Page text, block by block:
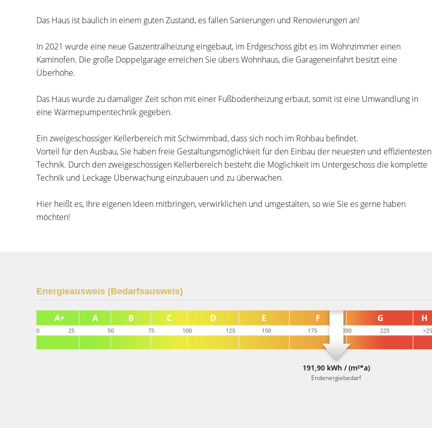
Das Haus ist baulich in einem guten Zustand, es fallen Sanierungen und Renovierungen an!
In 2021 wurde eine neue Gaszentralheizung eingebaut, im Erdgeschoss gibt es im Wohnzimmer einen
Kaminofen. Die große Doppelgarage erreichen Sie übers Wohnhaus, die Garageneinfahrt besitzt eine
Überhöhe.
Das Haus wurde zu damaliger Zeit schon mit einer Fußbodenheizung erbaut, somit ist eine Umwandlung in
eine Wärmepumpentechnik gegeben.
Ein zweigeschossiger Kellerbereich mit Schwimmbad, dass sich noch im Rohbau befindet.
Vorteil für den Ausbau, Sie haben freie Gestaltungsmöglichkeit für den Einbau der neuesten und effizientesten
Technik. Durch den zweigeschossigen Kellerbereich besteht die Möglichkeit im Untergeschoss die komplette
Technik und Leckage Überwachung einzubauen und zu überwachen.
Hier heißt es, Ihre eigenen Ideen mitbringen, verwirklichen und umgestalten, so wie Sie es gerne haben
möchten!
Energieausweis (Bedarfsausweis)
191,90 kWh / (m²*a)
Endenergiebedarf